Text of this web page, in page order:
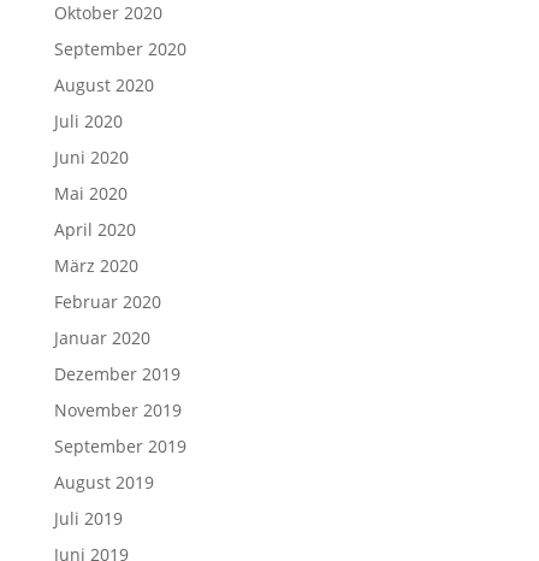
Oktober 2020
September 2020
August 2020
Juli 2020
Juni 2020
Mai 2020
April 2020
März 2020
Februar 2020
Januar 2020
Dezember 2019
November 2019
September 2019
August 2019
Juli 2019
Juni 2019